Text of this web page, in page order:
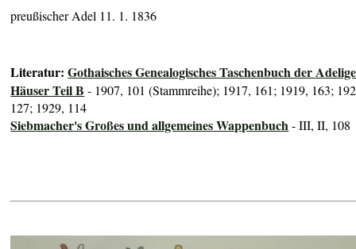
preußischer Adel 11. 1. 1836
Literatur:Gothaisches Genealogisches Taschenbuch der
Häuser Teil B - 1907, 101 (Stammreihe); 1917, 161; 1919, 163;
127; 1929, 114
Siebmacher's Großes und allgemeines Wappenbuch- III, II, 108